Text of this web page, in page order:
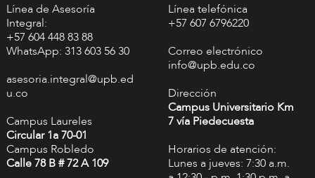
Línea de Asesoría
Integral:
+57 604 448 83 88
WhatsApp: 313 603 56 30
asesoria.integral@upb.ed
u.co
Campus Laureles
Circular 1a 70-01
Campus Robledo
Calle 78 B # 72 A 109
Línea telefónica
+57 607 6796220
Correo electrónico
info@upb.edu.co
Dirección
Campus Universitario Km
7 vía Piedecuesta
Horarios de atención:
Lunes a jueves: 7:30 a.m.